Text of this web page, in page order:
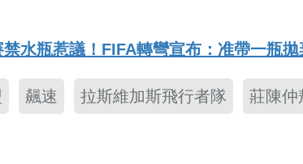
水瓶惹議！FIFA轉彎宣布：准帶一瓶
飆速 拉斯維加斯飛行者隊 莊陳仲